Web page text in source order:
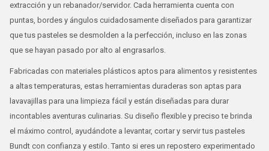
extracción y un rebanador/servidor. Cada herramienta cuenta con
puntas, bordes y ángulos cuidadosamente diseñados para garantizar
que tus pasteles se desmolden a la perfección, incluso en las zonas
que se hayan pasado por alto al engrasarlos.
Fabricadas con materiales plásticos aptos para alimentos y resistentes
a altas temperaturas, estas herramientas duraderas son aptas para
lavavajillas para una limpieza fácil y están diseñadas para durar
incontables aventuras culinarias. Su diseño flexible y preciso te brinda
el máximo control, ayudándote a levantar, cortar y servir tus pasteles
Bundt con confianza y estilo. Tanto si eres un repostero experimentado